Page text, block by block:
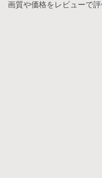
画質や価格をレビューで評